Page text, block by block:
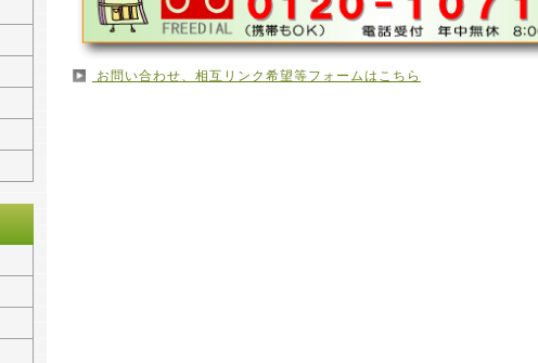
お問い合わせ、相互リンク希望等フォームはこちら